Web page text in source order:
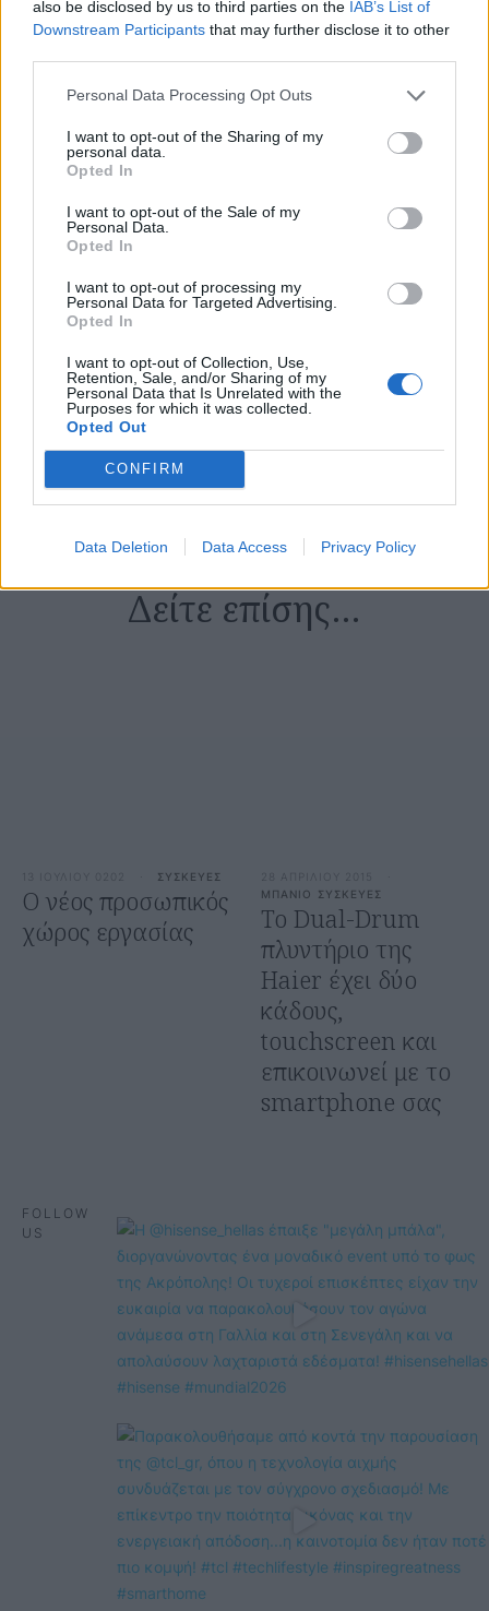
also be disclosed by us to third parties on the IAB’s List of
Downstream Participants that may further disclose it to other
Personal Data Processing Opt Outs
I want to opt-out of the Sharing of my
personal data.
Opted In
I want to opt-out of the Sale of my
Personal Data.
Opted In
I want to opt-out of processing my
Personal Data for Targeted Advertising.
Opted In
I want to opt-out of Collection, Use,
Retention, Sale, and/or Sharing of my
Personal Data that Is Unrelated with the
Purposes for which it was collected.
Opted Out
CONFIRM
Data Deletion Data Access Privacy Policy
τζίντζερ
Παγωμένο cheesecake με φράουλες και βάση από
Λαβράκι στο φούρνο με πατάτες, ντοματίνια &
μυρωδικά
Δείτε επίσης…
ΣΥΣΚΕΥΕΣ
O νέος προσωπικός
χώρος εργασίας
28 ΑΠΡΙΛΙΟΥ 2015
ΜΠΑΝΙΟ
ΣΥΣΚΕΥΕΣ
Το Dual-Drum
πλυντήριο της
Haier έχει δύο
κάδους,
touchscreen και
επικοινωνεί με το
smartphone σας
FOLLOW
US